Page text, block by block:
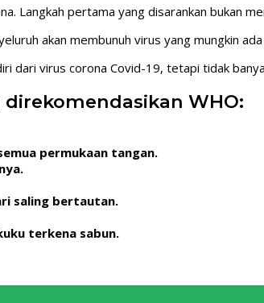
Langkah pertama yang disarankan bukan
akan membunuh virus yang mungkin
dari virus corona Covid-19, tetapi tidak
WHO:
permukaan tangan.
saling bertautan.
terkena sabun.